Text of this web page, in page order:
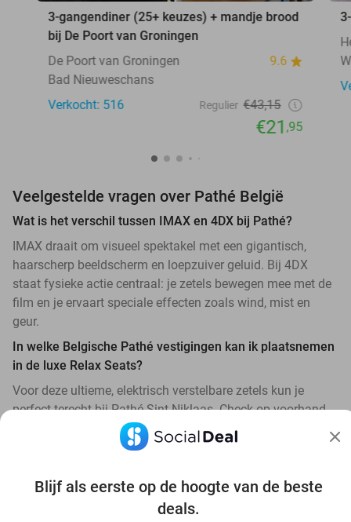
Blijf als eerste op de hoogte van de beste
deals.
3-gangendiner (25+ keuzes) + mandje brood
bij De Poort van Groningen
De Poort van Groningen
9.6
Bad Nieuweschans
Verkocht: 516
Regulier €43,15
€21,95
Veelgestelde vragen over Pathé België
Wat is het verschil tussen IMAX en 4DX bij Pathé?
IMAX draait om visueel spektakel met een gigantisch,
haarscherp beeldscherm en loepzuiver geluid. Bij 4DX
staat fysieke actie centraal: je zetels bewegen mee met de
film en je ervaart speciale effecten zoals wind, mist en
geur.
In welke Belgische Pathé vestigingen kan ik plaatsnemen
in de luxe Relax Seats?
Voor deze ultieme, elektrisch verstelbare zetels kun je
perfect terecht bij Pathé Sint-Niklaas. Check op voorhand
altijd even de actuele acties op Social Deal om jouw plekje
met korting te bemachtigen.
Onze vouchers zijn standaard geldig voor alle reguliere
films. Kies je voor een speciale beleving zoals IMAX of